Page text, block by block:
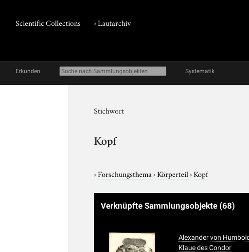
Scientific Collections ›Lautarchiv
Erkunden Systematik
Stichwort
Kopf
›Forschungsthema›Körperteil›Kopf
Verknüpfte Sammlungsobjekte (68)
Alexander von
Klaue des Condor